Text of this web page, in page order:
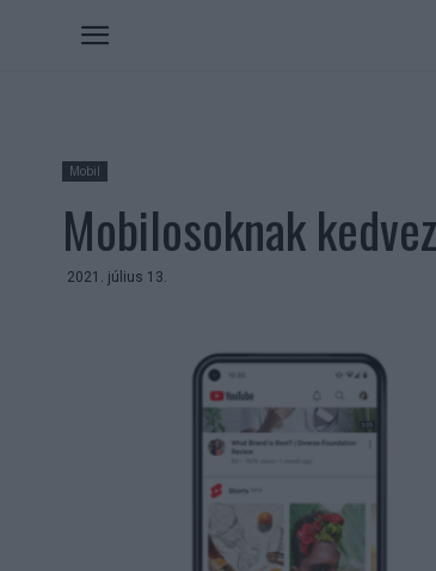
Mobil
Mobilosoknak
2021. július 13.